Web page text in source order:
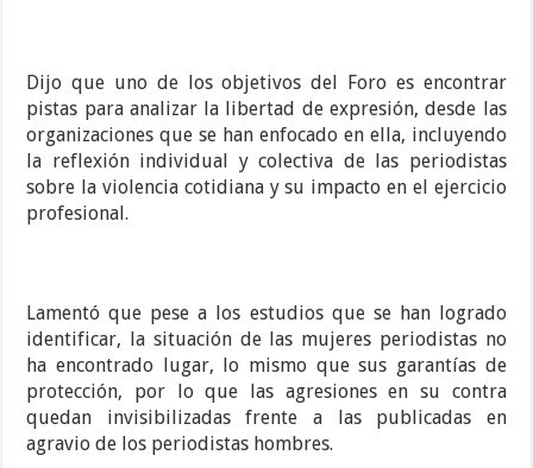
Dijo que uno de los objetivos del Foro es encontrar
pistas para analizar la libertad de expresión, desde las
organizaciones que se han enfocado en ella, incluyendo
la reflexión individual y colectiva de las periodistas
sobre la violencia cotidiana y su impacto en el ejercicio
profesional.
Lamentó que pese a los estudios que se han logrado
identificar, la situación de las mujeres periodistas no
ha encontrado lugar, lo mismo que sus garantías de
protección, por lo que las agresiones en su contra
quedan invisibilizadas frente a las publicadas en
agravio de los periodistas hombres.